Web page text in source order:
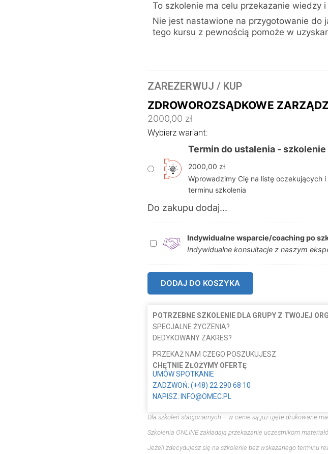
To szkolenie ma celu przekazanie wiedzy
Nie jest nastawione na przygotowanie do
tego kursu z pewnością pomoże w
ZAREZERWUJ / KUP
ZDROWOROZSĄDKOWE
2000,00 zł
Wybierz wariant:
Termin do ustalenia -
2000,00 zł
Wprowadzimy Cię na listę oczekujących
terminu szkolenia
Do zakupu dodaj...
I
d
d
u
a
n
e
w
s
a
r
Indywidualne wsparcie/coaching po
Indywidualne konsultacje z naszym
DODAJ DO KOSZYKA
POTRZEBNE SZKOLENIE DLA GRUPY Z TWOJEJ
SPECJALNE ŻYCZENIA?
DEDYKOWANY ZAKRES?
PRZEKAŻ NAM CZEGO POSZUKUJESZ
CHĘTNIE ZŁOŻYMY OFERTĘ
UMÓW SPOTKANIE
ZADZWOŃ: (+48) 22 290 68 10
NAPISZ: INFO@OMEC.PL
Dla szkoleń stacjonarnych – w cenie są już ujęte drukowane
Szkolenia ONLINE zakładają przekazanie uczestnikom
Jeżeli zdecydujesz się na szkolenie bez wskazanego terminu